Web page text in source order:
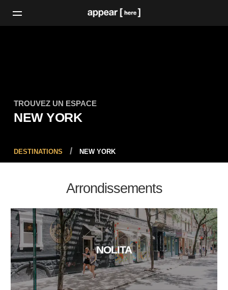
TROUVEZ UN ESPACE
NEW YORK
DESTINATIONS NEW YORK
Arrondissements
NOLITA